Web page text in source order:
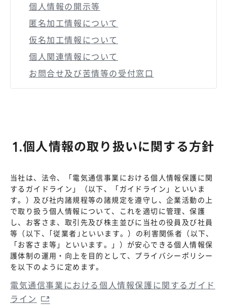
個人情報の開示等
匿名加工情報について
仮名加工情報について
個人関連情報について
お問合せ及び苦情等の受付窓口
1.個人情報の取り扱いに関する方針
当社は、法令、「電気通信事業における個人情報保護に関
するガイドライン」（以下、「ガイドライン」といいま
す。）及び社内諸規程等の諸規定を遵守し、企業活動の上
で取り扱う個人情報について、これを適切に管理、保護
し、お客さま、取引先及び株主並びに当社の役員及び社員
等（以下、｢従業者｣といいます。）の利害関係者（以下、
「お客さま等」といいます。」）が安心できる個人情報保
護体制の運用・向上を目的として、プライバシーポリシー
を以下のように定めます。
電気通信事業における個人情報保護に関するガイド
ライン